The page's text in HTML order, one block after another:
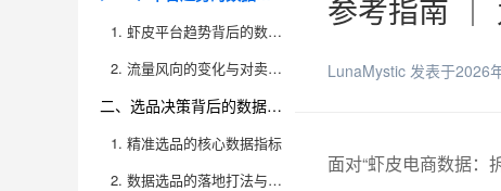
1. 虾皮平台趋势背后的数据逻辑
2. 流量风向的变化与对卖家的启示
二、选品决策背后的数据逻辑
1. 精准选品的核心数据指标
2. 数据选品的落地打法与避坑建议
参考指南 ｜
LunaMystic 发表于2026
面对“虾皮电商数据：